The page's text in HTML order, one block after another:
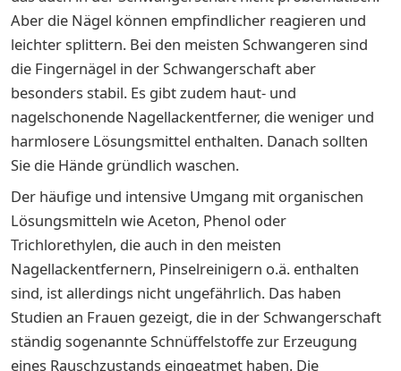
Aber die Nägel können empfindlicher reagieren und
leichter splittern. Bei den meisten Schwangeren sind
die Fingernägel in der Schwangerschaft aber
besonders stabil. Es gibt zudem haut- und
nagelschonende Nagellackentferner, die weniger und
harmlosere Lösungsmittel enthalten. Danach sollten
Sie die Hände gründlich waschen.
Der häufige und intensive Umgang mit organischen
Lösungsmitteln wie Aceton, Phenol oder
Trichlorethylen, die auch in den meisten
Nagellackentfernern, Pinselreinigern o.ä. enthalten
sind, ist allerdings nicht ungefährlich. Das haben
Studien an Frauen gezeigt, die in der Schwangerschaft
ständig sogenannte Schnüffelstoffe zur Erzeugung
eines Rauschzustands eingeatmet haben. Die